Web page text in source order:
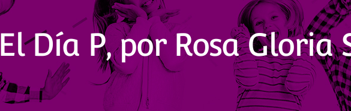
El Día P, por Rosa Gloria